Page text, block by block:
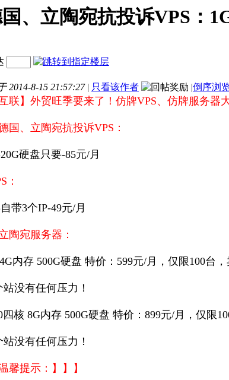
、立陶宛抗投诉VPS：
2014-8-15 21:57:27 | 只看该作者 |倒序浏
互联】外贸旺季要来了！仿牌VPS、仿牌服务
国、立陶宛抗投诉VPS：
硬盘只要-85元/月
：
带3个IP-49元/月
陶宛服务器：
内存 500G硬盘 特价：599元/月，仅限100台，
站没有任何压力！
四核 8G内存 500G硬盘 特价：899元/月，仅限
站没有任何压力！
馨提示：】】】